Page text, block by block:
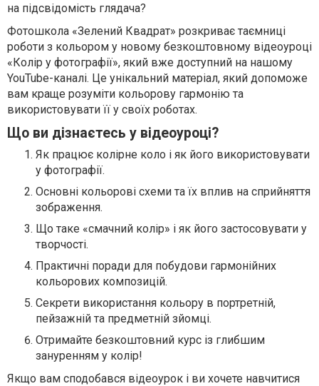
на підсвідомість глядача?
Фотошкола «Зелений Квадрат» розкриває таємниці
роботи з кольором у новому безкоштовному відеоуроці
«Колір у фотографії», який вже доступний на нашому
YouTube-каналі. Це унікальний матеріал, який допоможе
вам краще розуміти кольорову гармонію та
використовувати її у своїх роботах.
Що ви дізнаєтесь у відеоуроці?
Як працює колірне коло і як його використовувати
у фотографії.
Основні кольорові схеми та їх вплив на сприйняття
зображення.
Що таке «смачний колір» і як його застосовувати у
творчості.
Практичні поради для побудови гармонійних
кольорових композицій.
Секрети використання кольору в портретній,
пейзажній та предметній зйомці.
Отримайте безкоштовний курс із глибшим
зануренням у колір!
Якщо вам сподобався відеоурок і ви хочете навчитися